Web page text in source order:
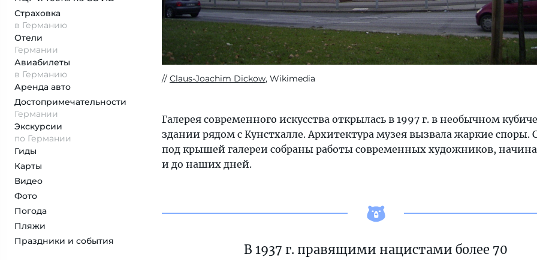
Страховка
в Германию
Отели
Германии
Авиабилеты
в Германию
Аренда авто
Достопримеча­тельности
Германии
Экскурсии
по Германии
Гиды
Карты
Видео
Фото
Погода
Пляжи
Праздники и события
Claus-Joachim Dickow, Wikimedia
Галерея современного искусства открылась в 1997 г. в необычном
здании рядом с Кунстхалле. Архитектура музея вызвала жаркие споры.
под крышей галереи собраны работы современных художников,
и до наших дней.
В 1937 г. правящими нацистами более 70